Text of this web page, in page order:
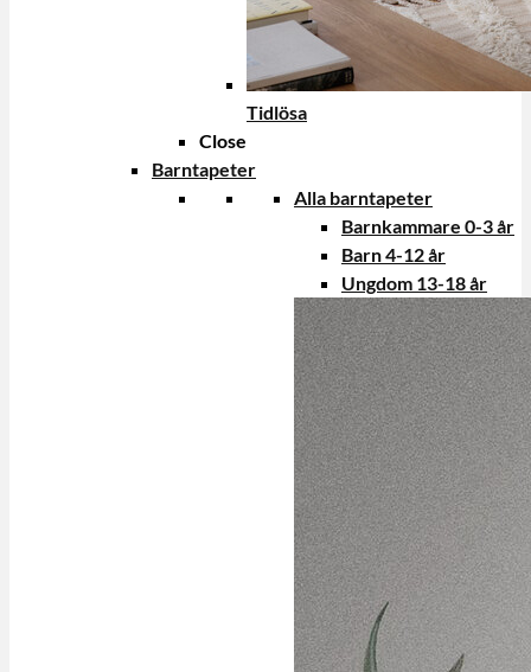
Tidlösa
Close
Barntapeter
Alla barntapeter
Barnkammare 0-3 år
Barn 4-12 år
Ungdom 13-18 år